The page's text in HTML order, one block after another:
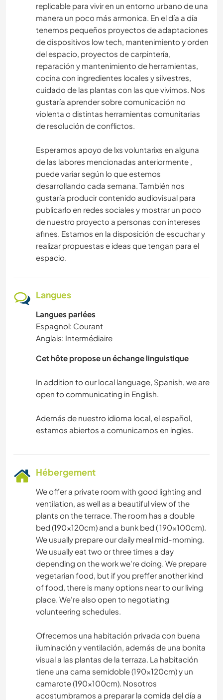
replicable para vivir en un entorno urbano de una
manera un poco más armonica. En el día a día
tenemos pequeños proyectos de adaptaciones
de dispositivos low tech, mantenimiento y orden
del espacio, proyectos de carpintería,
reparación y mantenimiento de herramientas,
cocina con ingredientes locales y silvestres,
cuidado de las plantas con las que vivimos. Nos
gustaría aprender sobre comunicación no
violenta o distintas herramientas comunitarias
de resolución de conflictos.
Esperamos apoyo de lxs voluntarixs en alguna
de las labores mencionadas anteriormente ,
puede variar según lo que estemos
desarrollando cada semana. También nos
gustaría producir contenido audiovisual para
publicarlo en redes sociales y mostrar un poco
de nuestro proyecto a personas con intereses
afines. Estamos en la disposición de escuchar y
realizar propuestas e ideas que tengan para el
espacio.
Langues
Langues parlées
Espagnol: Courant
Anglais: Intermédiaire
Cet hôte propose un échange linguistique
In addition to our local language, Spanish, we are
open to communicating in English.
Además de nuestro idioma local, el español,
Hébergement
We offer a private room with good lighting and
ventilation, as well as a beautiful view of the
plants on the terrace. The room has a double
bed (190x120cm) and a bunk bed ( 190x100cm).
We usually prepare our daily meal mid-morning.
We usually eat two or three times a day
depending on the work we're doing. We prepare
vegetarian food, but if you preffer another kind
of food, there is many options near to our living
place. We're also open to negotiating
volunteering schedules.
Ofrecemos una habitación privada con buena
iluminación y ventilación, además de una bonita
visual a las plantas de la terraza. La habitación
tiene una cama semidoble (190x120cm) y un
camarote (190x100cm). Nosotros
acostumbramos a preparar la comida del día a